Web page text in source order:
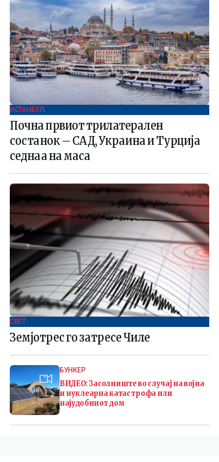
ИСТАНБУЛ
Почна првиот трилатерален
состанок – САД, Украина и Турција
седнаа на маса
СВЕТ .
Земјотрес го затресе Чиле
БУНКЕР
ВИДЕО: Засолниште во случај на војна
и нуклеарна катастрофа или
најудобниот дом